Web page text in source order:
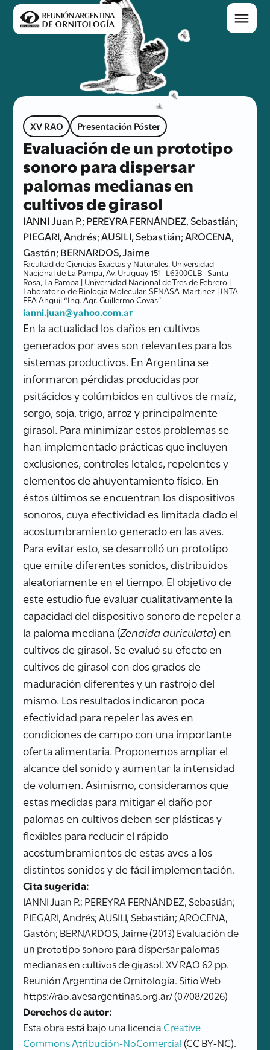
XV RAO Presentación Póster
Evaluación de un prototipo
sonoro para dispersar
palomas medianas en
cultivos de girasol
IANNI Juan P.; PEREYRA FERNÁNDEZ, Sebastián;
PIEGARI, Andrés; AUSILI, Sebastián; AROCENA,
Gastón; BERNARDOS, Jaime
Facultad de Ciencias Exactas y Naturales, Universidad
Nacional de La Pampa, Av. Uruguay 151 -L6300CLB- Santa
Rosa, La Pampa | Universidad Nacional de Tres de Febrero |
Laboratorio de Biologia Molecular, SENASA-Martinez | INTA
EEA Anguil “Ing. Agr. Guillermo Covas”
ianni.juan@yahoo.com.ar
En la actualidad los daños en cultivos
generados por aves son relevantes para los
sistemas productivos. En Argentina se
informaron pérdidas producidas por
psitácidos y colúmbidos en cultivos de maíz,
sorgo, soja, trigo, arroz y principalmente
girasol. Para minimizar estos problemas se
han implementado prácticas que incluyen
exclusiones, controles letales, repelentes y
elementos de ahuyentamiento físico. En
éstos últimos se encuentran los dispositivos
sonoros, cuya efectividad es limitada dado el
acostumbramiento generado en las aves.
Para evitar esto, se desarrolló un prototipo
que emite diferentes sonidos, distribuidos
aleatoriamente en el tiempo. El objetivo de
este estudio fue evaluar cualitativamente la
capacidad del dispositivo sonoro de repeler a
la paloma mediana (Zenaida auriculata) en
cultivos de girasol. Se evaluó su efecto en
cultivos de girasol con dos grados de
maduración diferentes y un rastrojo del
mismo. Los resultados indicaron poca
efectividad para repeler las aves en
condiciones de campo con una importante
oferta alimentaria. Proponemos ampliar el
alcance del sonido y aumentar la intensidad
de volumen. Asimismo, consideramos que
estas medidas para mitigar el daño por
palomas en cultivos deben ser plásticas y
flexibles para reducir el rápido
acostumbramientos de estas aves a los
distintos sonidos y de fácil implementación.
Cita sugerida:
IANNI Juan P.; PEREYRA FERNÁNDEZ, Sebastián;
PIEGARI, Andrés; AUSILI, Sebastián; AROCENA,
Gastón; BERNARDOS, Jaime (2013) Evaluación de
un prototipo sonoro para dispersar palomas
medianas en cultivos de girasol. XV RAO 62 pp.
Reunión Argentina de Ornitología. Sitio Web
https://rao.avesargentinas.org.ar/ (07/08/2026)
Derechos de autor:
Esta obra está bajo una licencia Creative
Commons Atribución-NoComercial(CC BY-NC).